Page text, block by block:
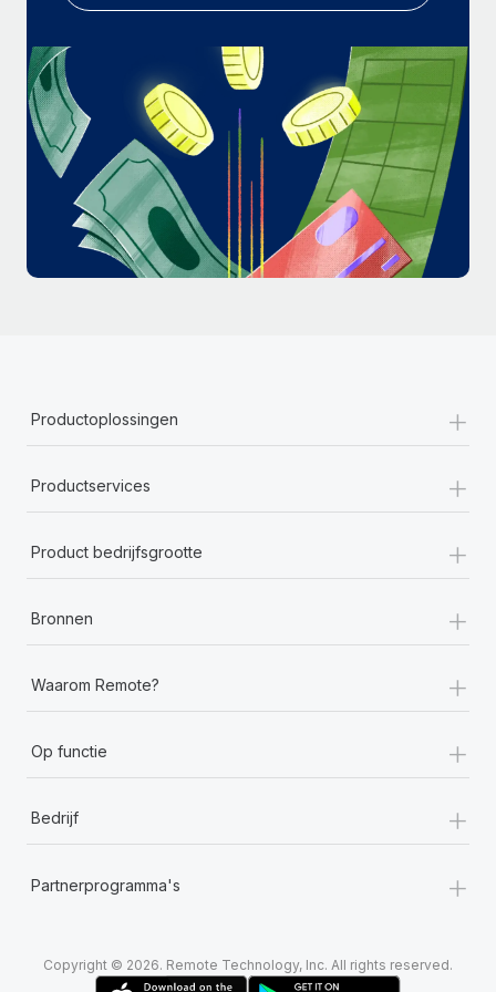
Productoplossingen +
Productservices +
Product bedrijfsgrootte +
Bronnen +
Waarom Remote? +
Op functie +
Bedrijf +
Partnerprogramma's +
Copyright © 2026. Remote Technology, Inc. All rights reserved.